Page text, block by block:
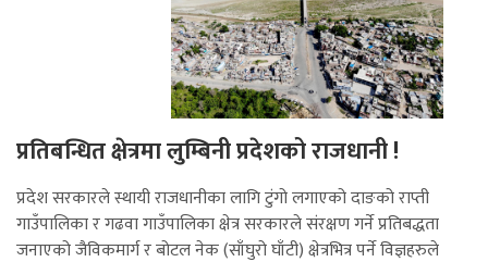
प्रतिबन्धित क्षेत्रमा लुम्बिनी प्रदेशको राजधानी !
प्रदेश सरकारले स्थायी राजधानीका लागि टुंगो लगाएको दाङको राप्ती
गाउँपालिका र गढवा गाउँपालिका क्षेत्र सरकारले संरक्षण गर्ने प्रतिबद्धता
जनाएको जैविकमार्ग र बोटल नेक (साँघुरो घाँटी) क्षेत्रभित्र पर्ने विज्ञहरुले